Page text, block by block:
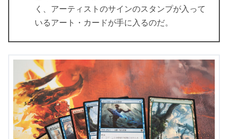
く、アーティストのサインのスタンプが入って
いるアート・カードが手に入るのだ。